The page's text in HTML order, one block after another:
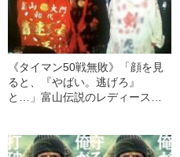
《タイマン50戦無敗》「顔を見
ると、『やばい。逃げろ』
と…」富山伝説のレディース初